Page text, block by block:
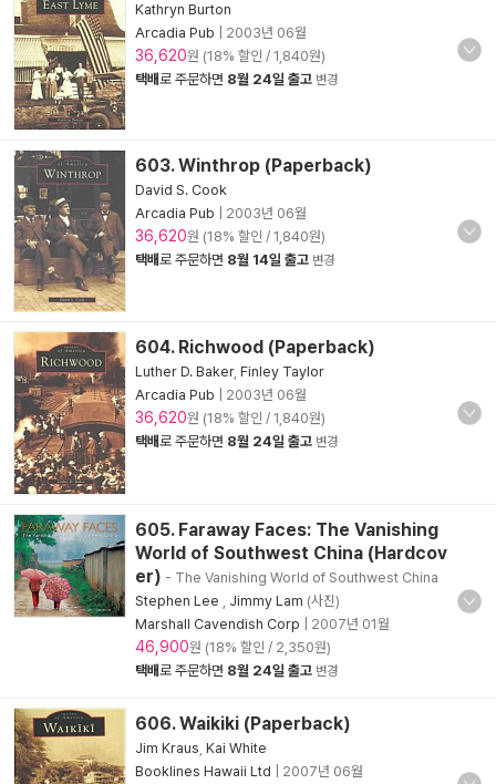
Kathryn Burton
Arcadia Pub
2003년 06월
36,620원 (18% 할인 / 1,840원)
택배로 주문하면 8월 24일 출고 변경
603. Winthrop (Paperback)
David S. Cook
Arcadia Pub
2003년 06월
36,620원 (18% 할인 / 1,840원)
택배로 주문하면 8월 14일 출고 변경
604. Richwood (Paperback)
Luther D. Baker, Finley Taylor
Arcadia Pub
2003년 06월
36,620원 (18% 할인 / 1,840원)
택배로 주문하면 8월 24일 출고 변경
605. Faraway Faces: The Vanishing
World of Southwest China (Hardcov
er) - The Vanishing World of Southwest China
Stephen Lee
Jimmy Lam (사진)
Marshall Cavendish Corp
2007년 01월
46,900원 (18% 할인 / 2,350원)
택배로 주문하면 8월 24일 출고 변경
606. Waikiki (Paperback)
Jim Kraus Kai White
Booklines Hawaii Ltd
2007년 06월